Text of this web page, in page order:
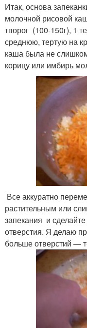
Итак, основа
молочной рисовой
творог (100-150г), 1
среднюю, тертую на
каша была не
корицу или имбирь
Все аккуратно
растительным или
запекания и
отверстия. Я делаю
больше отверстий —